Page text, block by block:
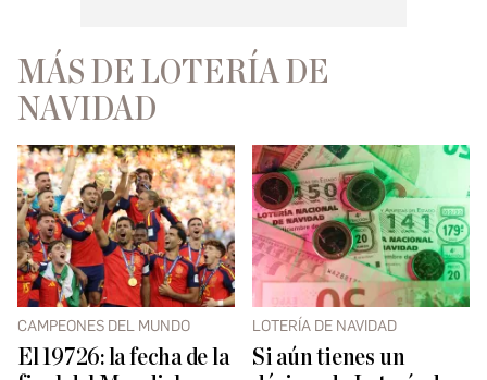
MÁS DE LOTERÍA DE
NAVIDAD
CAMPEONES DEL MUNDO
El 19726: la fecha de la
LOTERÍA DE NAVIDAD
Si aún tienes un